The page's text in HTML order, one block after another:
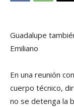
Guadalupe
Emiliano
En una reunión
cuerpo técnico,
no se detenga la